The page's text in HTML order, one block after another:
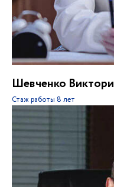
Шевченко
Стаж работы 8 лет